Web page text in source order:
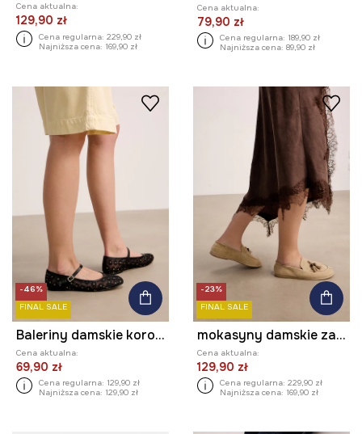
Cena aktualna:
129,90 zł
Cena regularna: 229,90 zł
Najniższa cena: 169,90 zł
Cena aktualna:
79,90 zł
Cena regularna: 189,90 zł
Najniższa cena: 89,90 zł
-46%
FINAL SALE
Baleriny damskie koronkowe
Cena aktualna:
69,90 zł
Cena regularna: 129,90 zł
Najniższa cena: 129,90 zł
-23%
FINAL SALE
mokasyny damskie zamszowe
Cena aktualna:
129,90 zł
Cena regularna: 229,90 zł
Najniższa cena: 169,90 zł